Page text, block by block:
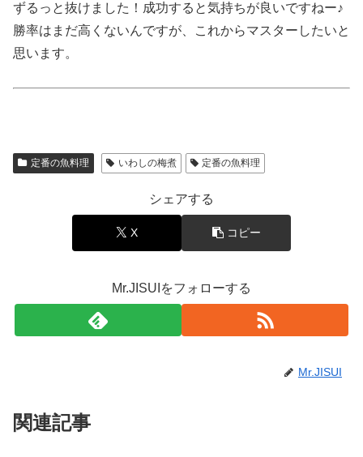
ずるっと抜けました！成功すると気持ちが良いですねー♪
勝率はまだ高くないんですが、これからマスターしたいと
思います。
定番の魚料理 いわしの梅煮 定番の魚料理
シェアする
X コピー
Mr.JISUIをフォローする
Mr.JISUI
関連記事